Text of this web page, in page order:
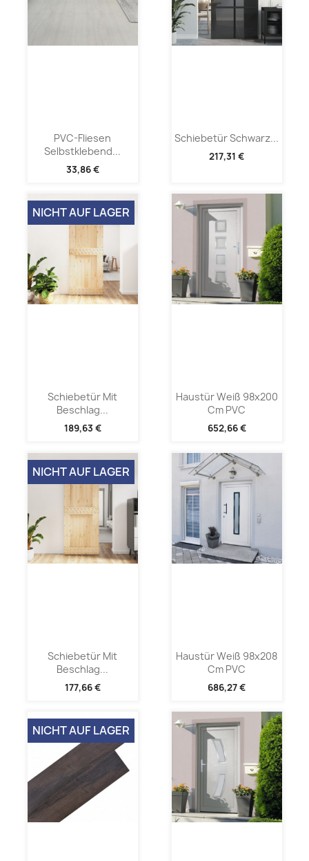
PVC-Fliesen
Selbstklebend...
33,86 €
Schiebetür Schwarz...
217,31 €
Schiebetür Mit
Beschlag...
189,63 €
NICHT AUF LAGER
Haustür Weiß 98x200
Cm PVC
652,66 €
Schiebetür Mit
Beschlag...
177,66 €
NICHT AUF LAGER
Haustür Weiß 98x208
Cm PVC
686,27 €
NICHT AUF LAGER